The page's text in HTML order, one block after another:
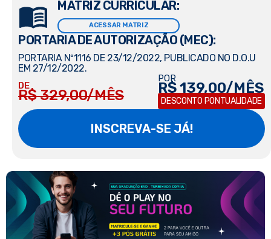
MATRIZ CURRICULAR:
ACESSAR MATRIZ
PORTARIA DE AUTORIZAÇÃO (MEC):
PORTARIA Nº1116 DE 23/12/2022, PUBLICADO NO D.O.U
EM 27/12/2022.
DE
R$ 329,00/MÊS
POR
R$ 139,00/MÊS
DESCONTO PONTUALIDADE
INSCREVA-SE JÁ!